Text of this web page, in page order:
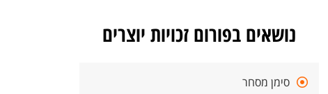
נושאים בפורום זכויות יוצרים
סימן מסחר